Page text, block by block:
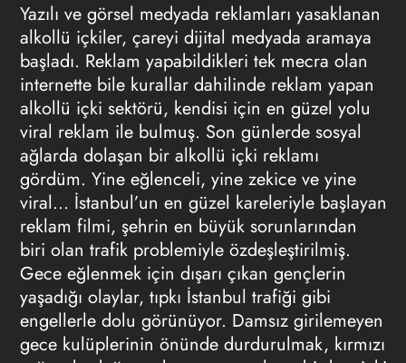
Yazılı ve görsel medyada reklamları yasaklanan
alkollü içkiler, çareyi dijital medyada aramaya
başladı. Reklam yapabildikleri tek mecra olan
internette bile kurallar dahilinde reklam yapan
alkollü içki sektörü, kendisi için en güzel yolu
viral reklam ile bulmuş. Son günlerde sosyal
ağlarda dolaşan bir alkollü içki reklamı
gördüm. Yine eğlenceli, yine zekice ve yine
viral… İstanbul’un en güzel kareleriyle başlayan
reklam filmi, şehrin en büyük sorunlarından
biri olan trafik problemiyle özdeşleştirilmiş.
Gece eğlenmek için dışarı çıkan gençlerin
yaşadığı olaylar, tıpkı İstanbul trafiği gibi
engellerle dolu görünüyor. Damsız girilemeyen
gece kulüplerinin önünde durdurulmak, kırmızı